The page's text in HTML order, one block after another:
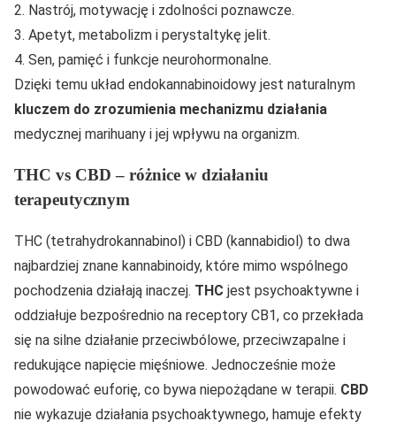
2. Nastrój, motywację i zdolności poznawcze.
3. Apetyt, metabolizm i perystaltykę jelit.
4. Sen, pamięć i funkcje neurohormonalne.
Dzięki temu układ endokannabinoidowy jest naturalnym
kluczem do zrozumienia mechanizmu działania
medycznej marihuany i jej wpływu na organizm.
THC vs CBD – różnice w działaniu
terapeutycznym
THC (tetrahydrokannabinol) i CBD (kannabidiol) to dwa
najbardziej znane kannabinoidy, które mimo wspólnego
pochodzenia działają inaczej. THC jest psychoaktywne i
oddziałuje bezpośrednio na receptory CB1, co przekłada
się na silne działanie przeciwbólowe, przeciwzapalne i
redukujące napięcie mięśniowe. Jednocześnie może
powodować euforię, co bywa niepożądane w terapii. CBD
nie wykazuje działania psychoaktywnego, hamuje efekty